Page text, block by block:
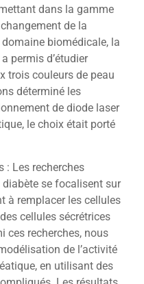
dans la gamme
de la
biomédicale, la
permis d’étudier
trois couleurs de peau
déterminé les
de diode laser
le choix était porté
: Les recherches
se focalisent sur
à remplacer les cellules
cellules sécrétrices
ces recherches, nous
de l’activité
en utilisant des